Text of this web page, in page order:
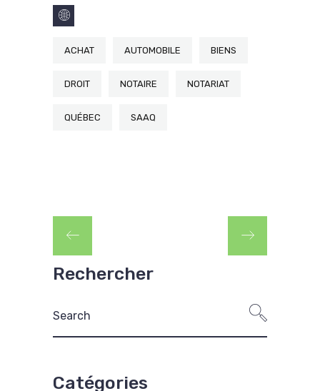
ACHAT AUTOMOBILE BIENS
DROIT NOTAIRE NOTARIAT
QUÉBEC SAAQ
Rechercher
Catégories